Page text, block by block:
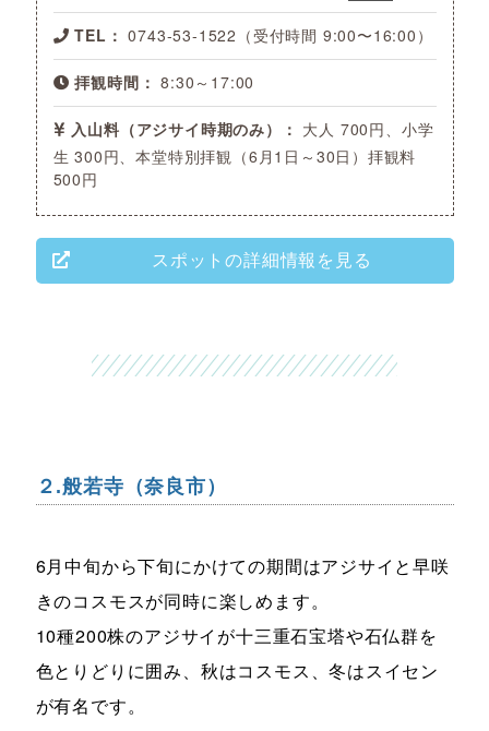
TEL： 0743-53-1522（受付時間 9:00〜16:00）
拝観時間： 8:30～17:00
入山料（アジサイ時期のみ）： 大人 700円、小学
生 300円、本堂特別拝観（6月1日～30日）拝観料
500円
スポットの詳細情報を見る
２.般若寺（奈良市）
6月中旬から下旬にかけての期間はアジサイと早咲
きのコスモスが同時に楽しめます。
10種200株のアジサイが十三重石宝塔や石仏群を
色とりどりに囲み、秋はコスモス、冬はスイセン
が有名です。